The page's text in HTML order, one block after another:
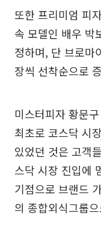
또한 프리미엄 피
속 모델인 배우 박
정하며, 단 브로마
장씩 선착순으로
미스터피자 황문
최초로 코스닥 시
있었던 것은 고객
스닥 시장 진입에
기점으로 브랜드
의 종합외식그룹